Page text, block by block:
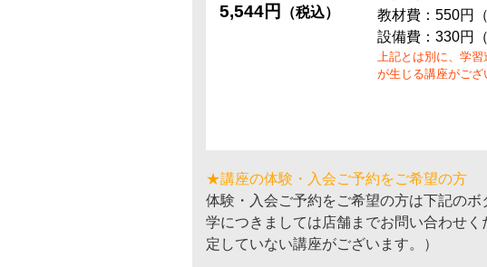
5,544円
（税込）
教材費：550円（
設備費：330円（
上記とは別に、学
が生じる講座がござ
★講座の体験・入会ご予約をご希望の方
体験・入会ご予約をご希望の方は下記の
学につきましては店舗までお問い合わせ
定していない講座がございます。）